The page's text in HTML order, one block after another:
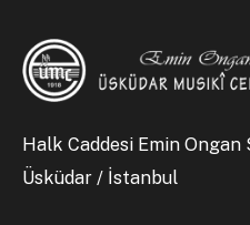
Halk Caddesi Emin Ongan
Üsküdar / İstanbul